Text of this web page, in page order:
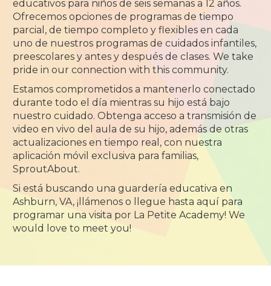
educativos para niños de seis semanas a 12 años.
Ofrecemos opciones de programas de tiempo
parcial, de tiempo completo y flexibles en cada
uno de nuestros programas de cuidados infantiles,
preescolares y antes y después de clases. We take
pride in our connection with this community.
Estamos comprometidos a mantenerlo conectado
durante todo el día mientras su hijo está bajo
nuestro cuidado. Obtenga acceso a transmisión de
video en vivo del aula de su hijo, además de otras
actualizaciones en tiempo real, con nuestra
aplicación móvil exclusiva para familias,
SproutAbout.
Si está buscando una guardería educativa en
Ashburn, VA, ¡llámenos o llegue hasta aquí para
programar una visita por La Petite Academy! We
would love to meet you!